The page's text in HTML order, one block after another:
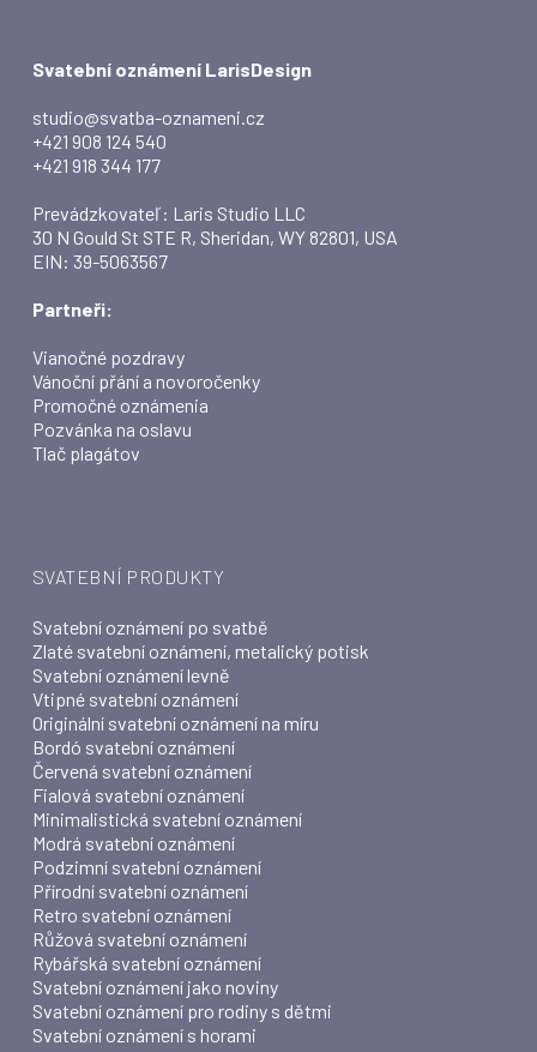
Svatební oznámení LarisDesign
studio@svatba-oznameni.cz
+421 908 124 540
+421 918 344 177
Prevádzkovateľ: Laris Studio LLC
30 N Gould St STE R, Sheridan, WY 82801, USA
EIN: 39-5063567
Partneři:
Vianočné pozdravy
Vánoční přání a novoročenky
Promočné oznámenia
Pozvánka na oslavu
Tlač plagátov
SVATEBNÍ PRODUKTY
Svatební oznámení po svatbě
Zlaté svatební oznámení, metalický potisk
Svatební oznámení levně
Vtipné svatební oznámení
Originální svatební oznámení na míru
Bordó svatební oznámení
Červená svatební oznámení
Fialová svatební oznámení
Minimalistická svatební oznámení
Modrá svatební oznámení
Podzimní svatební oznámení
Přírodní svatební oznámení
Retro svatební oznámení
Růžová svatební oznámení
Rybářská svatební oznámení
Svatební oznámení jako noviny
Svatební oznámení pro rodiny s dětmi
Svatební oznámení s horami